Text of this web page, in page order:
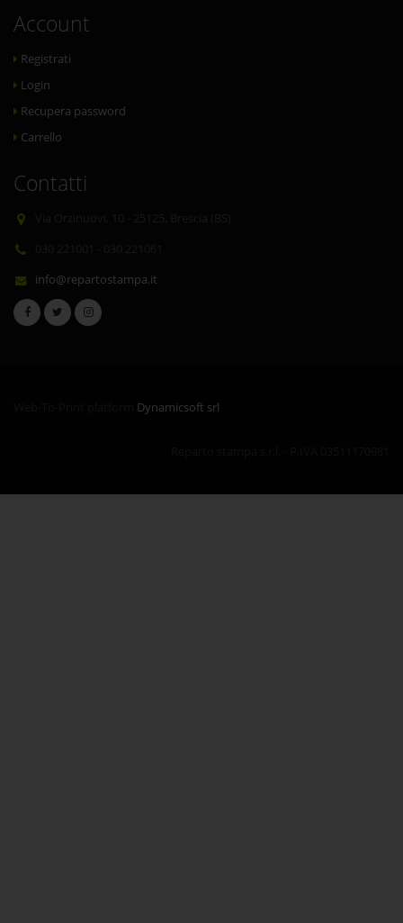
Account
Registrati
Login
Recupera password
Carrello
Contatti
info@repartostampa.it
Dynamicsoft srl